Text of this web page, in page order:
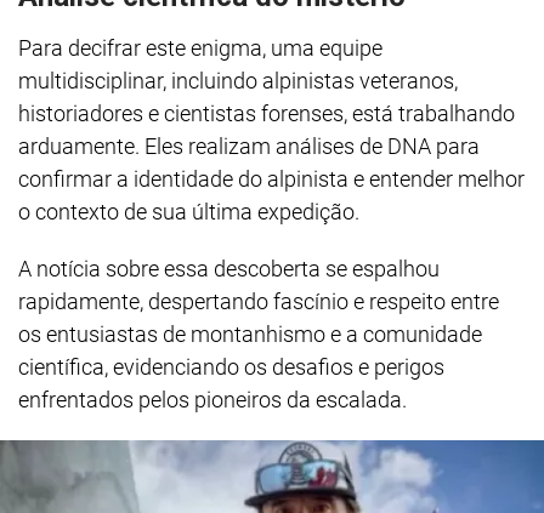
Para decifrar este enigma, uma equipe
multidisciplinar, incluindo alpinistas veteranos,
historiadores e cientistas forenses, está trabalhando
arduamente. Eles realizam análises de DNA para
confirmar a identidade do alpinista e entender melhor
o contexto de sua última expedição.
A notícia sobre essa descoberta se espalhou
rapidamente, despertando fascínio e respeito entre
os entusiastas de montanhismo e a comunidade
científica, evidenciando os desafios e perigos
enfrentados pelos pioneiros da escalada.